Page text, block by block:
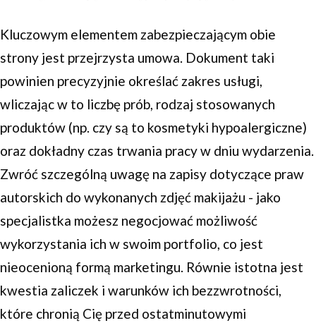
Kluczowym elementem zabezpieczającym obie
strony jest przejrzysta umowa. Dokument taki
powinien precyzyjnie określać zakres usługi,
wliczając w to liczbę prób, rodzaj stosowanych
produktów (np. czy są to kosmetyki hypoalergiczne)
oraz dokładny czas trwania pracy w dniu wydarzenia.
Zwróć szczególną uwagę na zapisy dotyczące praw
autorskich do wykonanych zdjęć makijażu - jako
specjalistka możesz negocjować możliwość
wykorzystania ich w swoim portfolio, co jest
nieocenioną formą marketingu. Równie istotna jest
kwestia zaliczek i warunków ich bezzwrotności,
które chronią Cię przed ostatminutowymi